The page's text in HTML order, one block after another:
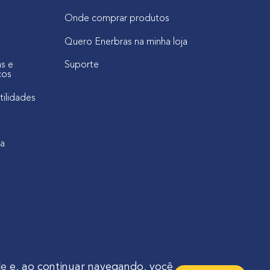
e
Onde comprar produtos
Quero Enerbras na minha loja
Suporte
e, ao continuar navegando, você